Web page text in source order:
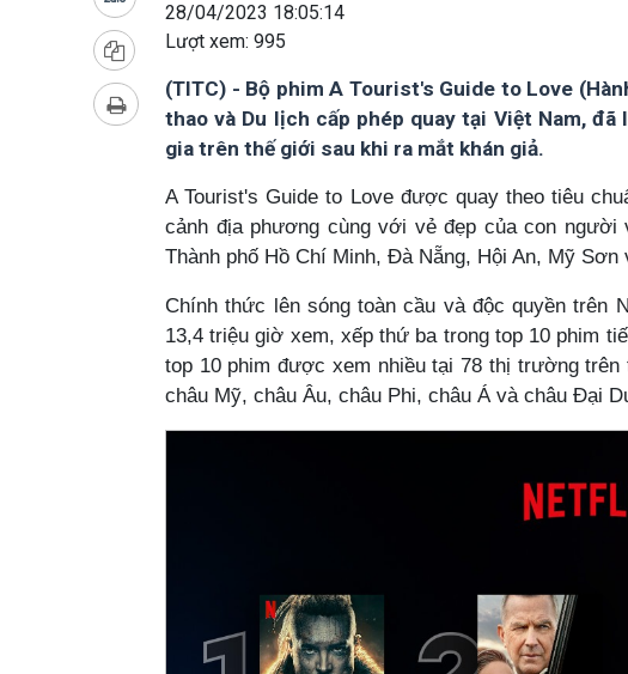
28/04/2023 18:05:14
Lượt xem: 995
(TITC) - Bộ phim A Tourist's Guide to Love
thao và Du lịch cấp phép quay tại Việt Nam,
gia trên thế giới sau khi ra mắt khán giả.
A Tourist's Guide to Love được quay theo tiêu
cảnh địa phương cùng với vẻ đẹp của con
Thành phố Hồ Chí Minh, Đà Nẵng, Hội An, Mỹ Sơn
Chính thức lên sóng toàn cầu và độc quyền trên
13,4 triệu giờ xem, xếp thứ ba trong top 10 phim
top 10 phim được xem nhiều tại 78 thị trường
châu Mỹ, châu Âu, châu Phi, châu Á và châu Đại